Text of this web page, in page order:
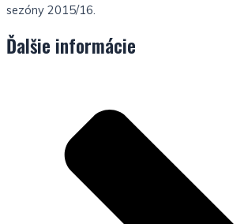
sezóny 2015/16.
Ďalšie informácie